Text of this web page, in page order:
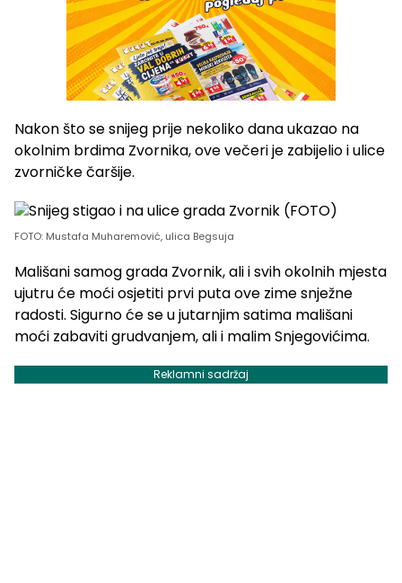
Nakon što se snijeg prije nekoliko dana ukazao na
okolnim brdima Zvornika, ove večeri je zabijelio i ulice
zvorničke čaršije.
FOTO: Mustafa Muharemović, ulica Begsuja
Mališani samog grada Zvornik, ali i svih okolnih mjesta
ujutru će moći osjetiti prvi puta ove zime snježne
radosti. Sigurno će se u jutarnjim satima mališani
moći zabaviti grudvanjem, ali i malim Snjegovićima.
Reklamni sadržaj